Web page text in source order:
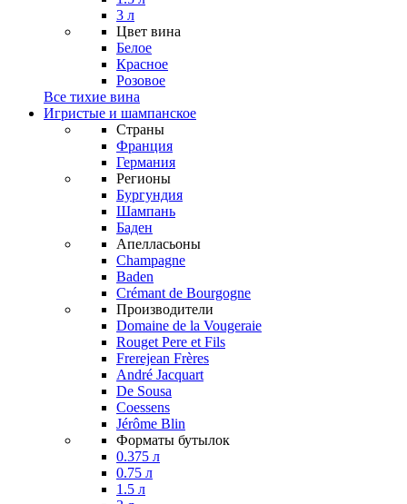
3 л
Цвет вина
Белое
Красное
Розовое
Все тихие вина
Игристые и шампанское
Страны
Франция
Германия
Регионы
Бургундия
Шампань
Баден
Апелласьоны
Champagne
Baden
Crémant de Bourgogne
Производители
Domaine de la Vougeraie
Rouget Pere et Fils
Frerejean Frères
André Jacquart
De Sousa
Coessens
Jérôme Blin
Форматы бутылок
0.375 л
0.75 л
1.5 л